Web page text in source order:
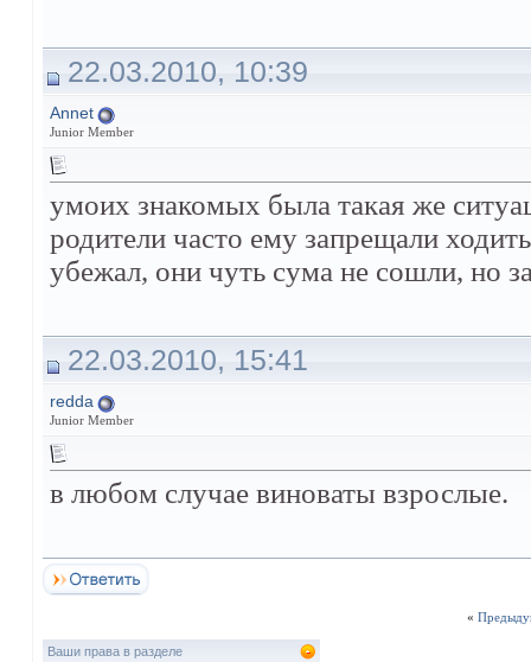
22.03.2010, 10:39
Annet
Junior Member
умоих знакомых была такая же
родители часто ему запрещали
убежал, они чуть сума не сошли, но
22.03.2010, 15:41
redda
Junior Member
в любом случае виноваты взрослые.
«
Ваши права в разделе